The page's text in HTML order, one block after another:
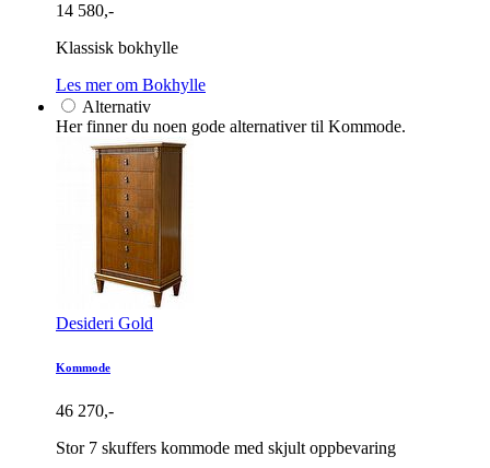
14 580,-
Klassisk bokhylle
Les mer om Bokhylle
Alternativ
Her finner du noen gode alternativer til Kommode.
Desideri Gold
Kommode
46 270,-
Stor 7 skuffers kommode med skjult oppbevaring